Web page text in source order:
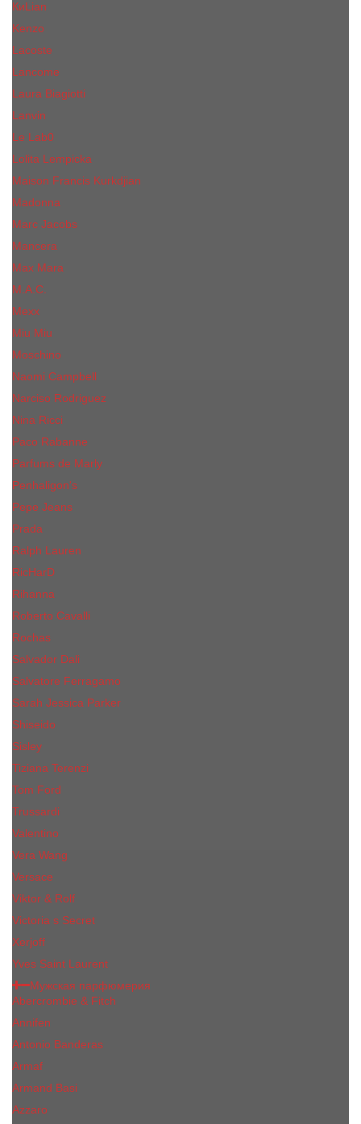
КиLian
Kenzo
Lacoste
Lancome
Laura Biagiotti
Lanvin
Lе Lab0
Lolita Lempicka
Maison Francis Kurkdjian
Madonna
Marc Jacobs
Mancera
Max Mara
M.А.C.
Mexx
Miu Miu
Mоsсhino
Naomi Campbell
Narciso Rodriguez
Nina Ricci
Paco Rabanne
Parfums de Marly
Penhaligon's
Pepe Jeans
Prada
Ralph Lauren
RicHarD
Rihanna
Roberto Cavalli
Rochas
Salvador Dali
Salvatore Ferragamo
Sarah Jessica Parker
Shiseido
Sisley
Tiziana Terenzi
Tom Ford
Trussardi
Valentino
Vera Wang
Versace
Viktor & Rolf
Victoria s Secret
Xerjoff
Yves Saint Laurent
Мужская парфюмерия
Abercrombie & Fitch
Annifen
Antonio Banderas
Armaf
Armand Basi
Azzaro